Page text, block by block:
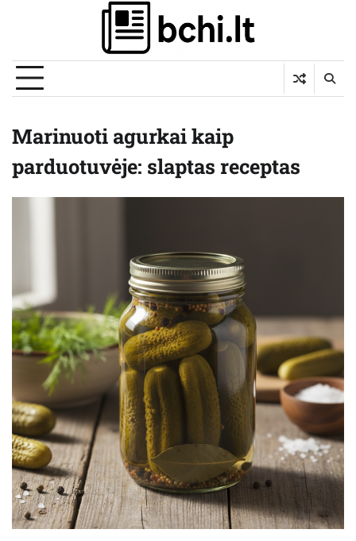
Marinuoti agurkai kaip
parduotuvėje: slaptas receptas